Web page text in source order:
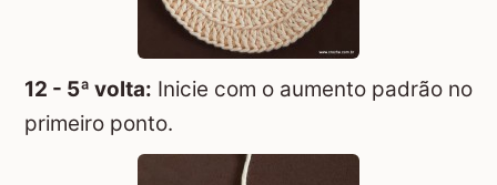
12 - 5ª volta: Inicie com o aumento padrão no
primeiro ponto.